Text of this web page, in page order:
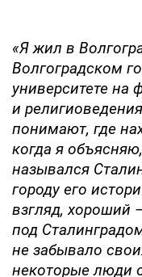
«Я жил в
Волгоградском
университете на
и
понимают, где
когда я
назывался
городу его
взгляд, хороший
под
не забывало
некоторые люди